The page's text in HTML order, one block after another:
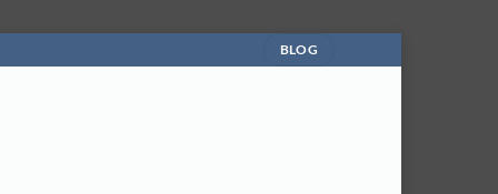
BLOG